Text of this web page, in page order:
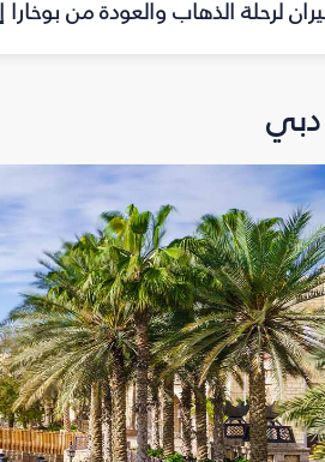
لرحلة الذهاب والعودة من
دبي